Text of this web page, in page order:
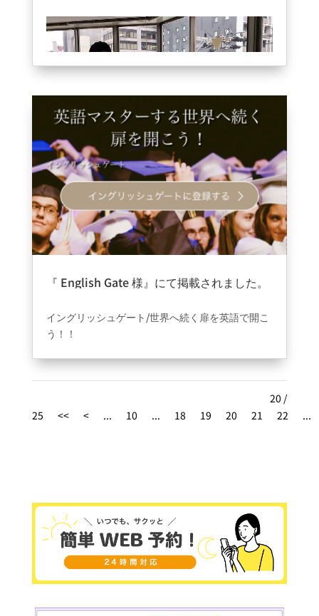
英語ミニレッスン????（English version）
先生: Dave!
テーマ: seeとmeet
meetって友達に会う時につかうの？？
meetは初めての人に会うときに使います☺️
既に知り合いの人に会う時はseeを使います
✨
会話カフェ #英会話カ
フェ #大阪英会話スク
ール #英会話レッスン
#英語フレーズ #英語勉
強 #英語話せるように
『 English Gate 様』にて掲載されました。
イングリッシュゲート/世界へ続く扉を英語で開こ
う！！
全国おすすめ英会話教室・英語学習教室！
英語学習を始めたいけど何をしたら良いのか分か
ておきたい、各地域を代表する人気の英会話教
%e9%a1%8d%e5%9b%ba%e5%ae%9a%e8%b
2%bb%e7%94%a8%e3%81%a0%e3%81%91%
e3%81%a7%e9%80%9a%e3%81%84%e6%94
%be%e9%a1%8c%e3%81%ae%e8%8b%b1%e
4%bc%9a%e8%a9%b1%e3%82%b9%e3%82%
af%e3%83%bc%e3%83%ab%ef%bc%9f/
20 /
25
<< < ... 10 ... 18 19 20 21 22 ...